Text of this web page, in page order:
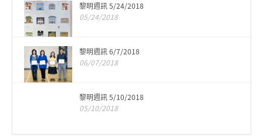
黎明週訊 5/24/2018
05/24/2018
黎明週訊 6/7/2018
06/07/2018
黎明週訊 5/10/2018
05/10/2018